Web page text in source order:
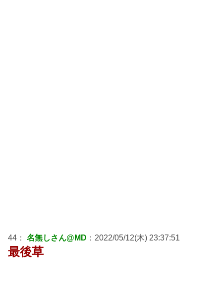
44： 名無しさん@MD ：2022/05/12(木) 23:37:51
最後草